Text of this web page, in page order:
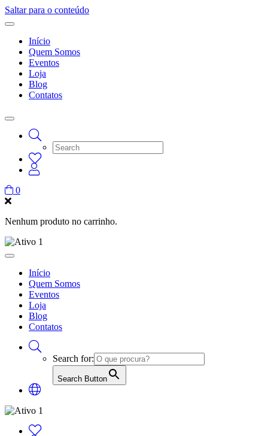
Saltar para o conteúdo
Início
Quem Somos
Eventos
Loja
Blog
Contatos
0
Nenhum produto no carrinho.
Início
Quem Somos
Eventos
Loja
Blog
Contatos
Search for:
Search Button